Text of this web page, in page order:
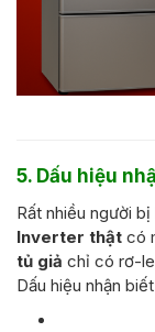
5. Dấu hiệu
Rất nhiều người
Inverter thật có
tủ giả chỉ có rơ-
Dấu hiệu nhận